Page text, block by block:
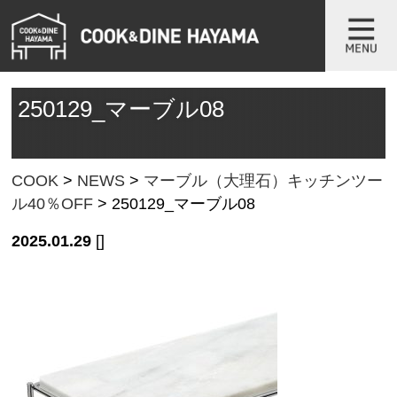
250129_マーブル08
COOK > NEWS > マーブル（大理石）キッチンツー
ル40％OFF > 250129_マーブル08
2025.01.29 []